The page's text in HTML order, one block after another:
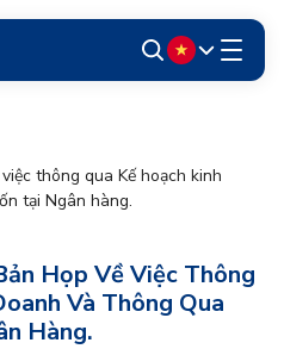
thông qua Kế hoạch kinh
tại Ngân hàng.
Họp Về Việc Thông
Và Thông Qua
Hàng.